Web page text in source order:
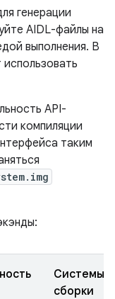
генерации
AIDL-файлы на
выполнения. В
API-
компиляции
таким
Системы
сборки